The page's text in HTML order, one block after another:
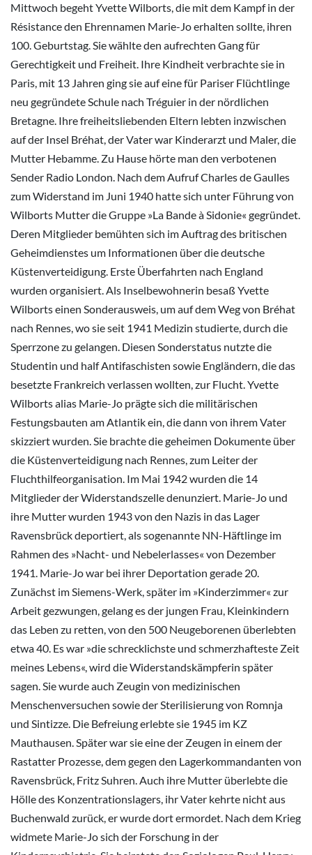
Mittwoch begeht Yvette Wilborts, die mit dem Kampf in der
Résistance den Ehrennamen Marie-Jo erhalten sollte, ihren
100. Geburtstag. Sie wählte den aufrechten Gang für
Gerechtigkeit und Freiheit. Ihre Kindheit verbrachte sie in
Paris, mit 13 Jahren ging sie auf eine für Pariser Flüchtlinge
neu gegründete Schule nach Tréguier in der nördlichen
Bretagne. Ihre freiheitsliebenden Eltern lebten inzwischen
auf der Insel Bréhat, der Vater war Kinderarzt und Maler, die
Mutter Hebamme. Zu Hause hörte man den verbotenen
Sender Radio London. Nach dem Aufruf Charles de Gaulles
zum Widerstand im Juni 1940 hatte sich unter Führung von
Wilborts Mutter die Gruppe »La Bande à Sidonie« gegründet.
Deren Mitglieder bemühten sich im Auftrag des britischen
Geheimdienstes um Informationen über die deutsche
Küstenverteidigung. Erste Überfahrten nach England
wurden organisiert. Als Inselbewohnerin besaß Yvette
Wilborts einen Sonderausweis, um auf dem Weg von Bréhat
nach Rennes, wo sie seit 1941 Medizin studierte, durch die
Sperrzone zu gelangen. Diesen Sonderstatus nutzte die
Studentin und half Antifaschisten sowie Engländern, die das
besetzte Frankreich verlassen wollten, zur Flucht. Yvette
Wilborts alias Marie-Jo prägte sich die militärischen
Festungsbauten am Atlantik ein, die dann von ihrem Vater
skizziert wurden. Sie brachte die geheimen Dokumente über
die Küstenverteidigung nach Rennes, zum Leiter der
Fluchthilfeorganisation. Im Mai 1942 wurden die 14
Mitglieder der Widerstandszelle denunziert. Marie-Jo und
ihre Mutter wurden 1943 von den Nazis in das Lager
Ravensbrück deportiert, als sogenannte NN-Häftlinge im
Rahmen des »Nacht- und Nebelerlasses« von Dezember
1941. Marie-Jo war bei ihrer Deportation gerade 20.
Zunächst im Siemens-Werk, später im »Kinderzimmer« zur
Arbeit gezwungen, gelang es der jungen Frau, Kleinkindern
das Leben zu retten, von den 500 Neugeborenen überlebten
etwa 40. Es war »die schrecklichste und schmerzhafteste Zeit
meines Lebens«, wird die Widerstandskämpferin später
sagen. Sie wurde auch Zeugin von medizinischen
Menschenversuchen sowie der Sterilisierung von Romnja
und Sintizze. Die Befreiung erlebte sie 1945 im KZ
Mauthausen. Später war sie eine der Zeugen in einem der
Rastatter Prozesse, dem gegen den Lagerkommandanten von
Ravensbrück, Fritz Suhren. Auch ihre Mutter überlebte die
Hölle des Konzentrationslagers, ihr Vater kehrte nicht aus
Buchenwald zurück, er wurde dort ermordet. Nach dem Krieg
widmete Marie-Jo sich der Forschung in der